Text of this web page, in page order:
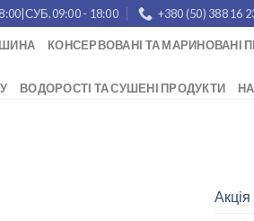
- 18:00 +380 (50) 388 16
КОНСЕРВОВАНІ ТА МАРИНОВАНІ
ВОДОРОСТІ ТА СУШЕНІ ПРОДУКТИ
Акція